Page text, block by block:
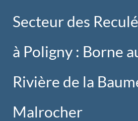
Secteur des
à Poligny : Borne
Rivière de la
Malrocher